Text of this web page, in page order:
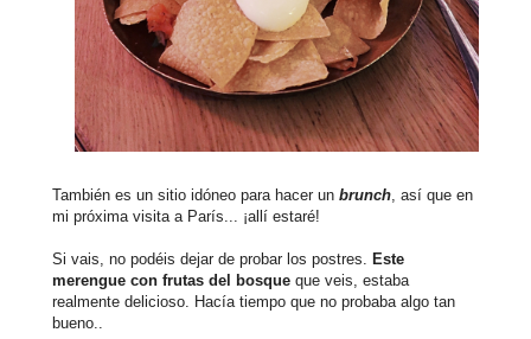
También es un sitio idóneo para hacer unbrunch , así que en
mi próxima visita a París... ¡allí estaré!
Si vais, no podéis dejar de probar los postres.Este
merengue con frutas del bosque que veis, estaba
realmente delicioso. Hacía tiempo que no probaba algo tan
bueno..